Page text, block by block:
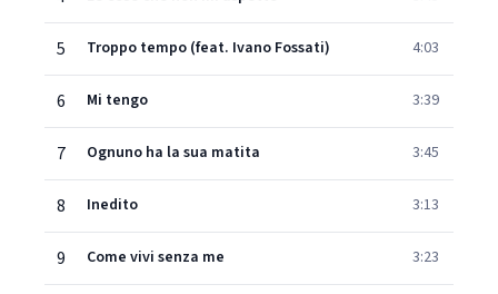
5 Troppo tempo (feat. Ivano Fossati) 4:03
6 Mi tengo 3:39
7 Ognuno ha la sua matita 3:45
8 Inedito 3:13
9 Come vivi senza me 3:23